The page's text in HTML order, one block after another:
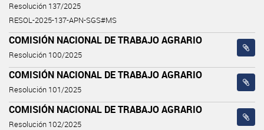
Resolución 137/2025
RESOL-2025-137-APN-SGS#MS
COMISIÓN NACIONAL DE TRABAJO AGRARIO
Resolución 100/2025
COMISIÓN NACIONAL DE TRABAJO AGRARIO
Resolución 101/2025
COMISIÓN NACIONAL DE TRABAJO AGRARIO
Resolución 102/2025